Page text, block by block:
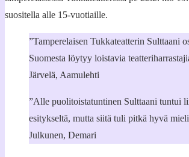
suositella alle 15-vuotiaille.
Tamperelaisen Tukkateatterin Sulttaani
Suomesta löytyy loistavia
Järvelä, Aamulehti
Alle puolitoistatuntinen Sulttaani tuntui
esitykseltä, mutta siitä tuli pitkä hyvä
Julkunen, Demari